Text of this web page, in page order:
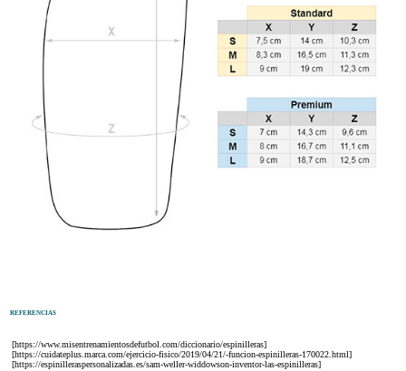
REFERENCIAS
[https://www.misentrenamientosdefutbol.com/diccionario/espinilleras]
[https://cuidateplus.marca.com/ejercicio-fisico/2019/04/21/-funcion-espinilleras-170022.html]
[https://espinilleraspersonalizadas.es/sam-weller-widdowson-inventor-las-espinilleras]